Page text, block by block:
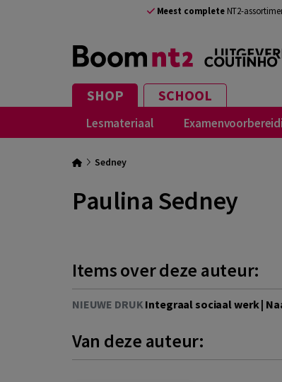
Meest completeNT2-
SHOP SCHOOL
Lesmateriaal
Sedney
Paulina Sedney
Items over deze auteur:
NIEUWE DRUKIntegraal sociaal werk |
Van deze auteur: